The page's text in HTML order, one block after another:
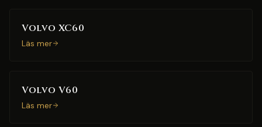
Volvo XC60
Läs mer
Volvo V60
Läs mer